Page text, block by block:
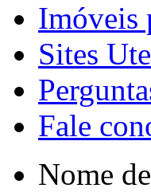
Imóveis
Sites
Fale
Nome